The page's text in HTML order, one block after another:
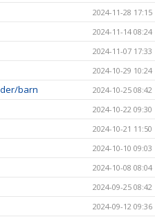
2024-11-28 17:15
2024-11-14 08:24
2024-11-07 17:33
2024-10-29 10:24
barn 2024-10-25 08:42
2024-10-22 09:30
2024-10-21 11:50
2024-10-10 09:03
2024-10-08 08:04
2024-09-25 08:42
2024-09-12 09:36